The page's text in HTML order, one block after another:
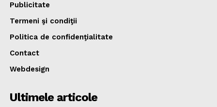
Publicitate
Termeni şi condiţii
Politica de confidenţialitate
Contact
Webdesign
Ultimele articole